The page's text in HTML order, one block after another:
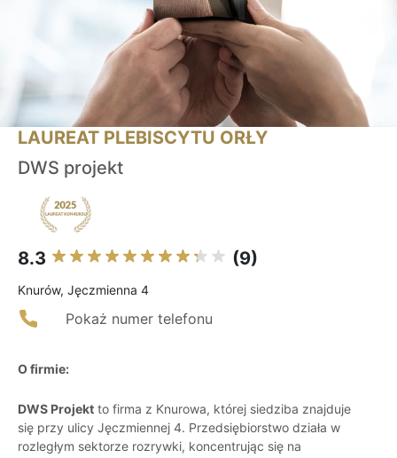
LAUREAT PLEBISCYTU ORŁY
DWS projekt
8.3 (9)
Knurów, Jęczmienna 4
Pokaż numer telefonu
O firmie:
DWS Projekt to firma z Knurowa, której siedziba znajduje
się przy ulicy Jęczmiennej 4. Przedsiębiorstwo działa w
rozległym sektorze rozrywki, koncentrując się na